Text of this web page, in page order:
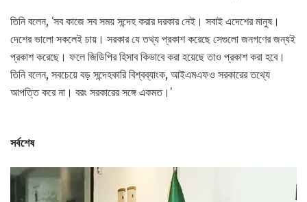
তিনি বলেন, ‘সব কাজে সব সময় সন্দেহ করার দরকার নেই। সবাই এদেশের মানুষ।
দেশের ভালো সকলেই চায়। সরকার যে তথ্য প্রকাশ করেছে সেগুলো জনগণের জন্যই
প্রকাশ করেছে। ফলে জিডিপির হিসাব কিভাবে করা হয়েছে তাও প্রকাশ করা হবে।
তিনি বলেন, সবচেয়ে বড় সন্দেহকারি বিশ্বব্যাংক, আইএমএফও সরকারের তথ্যে
আপত্তি করে না। বরং সরকারের সঙ্গে একমত।’
সর্বশেষ